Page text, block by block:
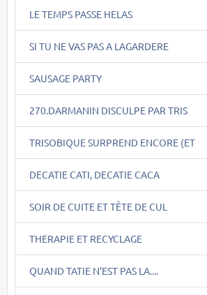
LE TEMPS PASSE HELAS
SI TU NE VAS PAS A LAGARDERE
SAUSAGE PARTY
270.DARMANIN DISCULPE PAR TRIS
TRISOBIQUE SURPREND ENCORE (ET
DECATIE CATI, DECATIE CACA
SOIR DE CUITE ET TÊTE DE CUL
THERAPIE ET RECYCLAGE
QUAND TATIE N'EST PAS LA....